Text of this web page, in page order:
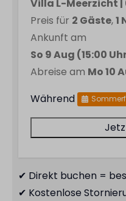
Villa L-Meerzicht |
Preis für 2 Gäste,1
Ankunft am
So 9 Aug (15:00
Abreise am Mo 10
Während
✔ Direkt buchen =
✔ Kostenlose